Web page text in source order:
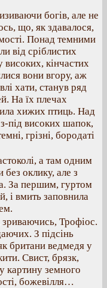
богів, але не
що, як здавалося,
Понад темними
від сріблистих
високих, кінчастих
вони вгору, аж
хати, станув ряд
На їх плечах
хижих птиць. Над
з-під високих шапок,
грізні, бородаті
а там одним
без оклику, але з
За першим, гуртом
і вмить заповнила
Трофіос.
З підсінь
британи ведмедя у
Свист, брязк,
картину земного
божевілля…